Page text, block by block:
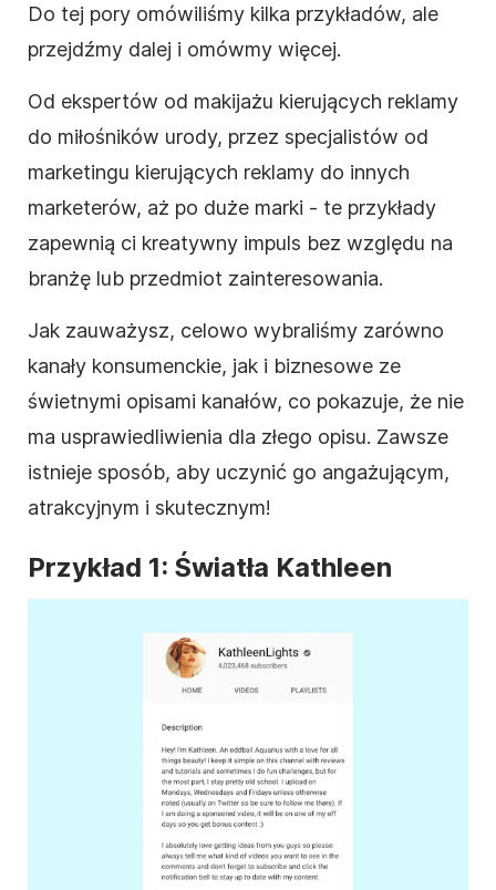
Do tej pory omówiliśmy kilka przykładów, ale
przejdźmy dalej i omówmy więcej.
Od ekspertów od makijażu kierujących reklamy
do miłośników urody, przez specjalistów od
marketingu kierujących reklamy do innych
marketerów, aż po duże marki - te przykłady
zapewnią ci kreatywny impuls bez względu na
branżę lub przedmiot zainteresowania.
Jak zauważysz, celowo wybraliśmy zarówno
kanały konsumenckie, jak i biznesowe ze
świetnymi opisami kanałów, co pokazuje, że nie
ma usprawiedliwienia dla złego opisu. Zawsze
istnieje sposób, aby uczynić go angażującym,
atrakcyjnym i skutecznym!
Przykład 1: Światła Kathleen